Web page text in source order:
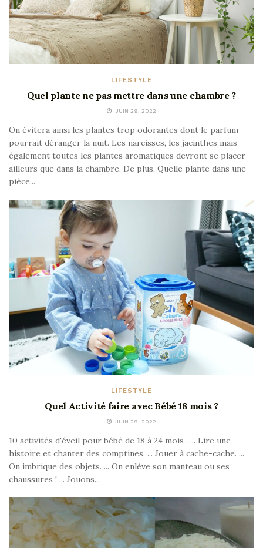
LIFESTYLE
Quel plante ne pas mettre dans une chambre ?
JUIN 29, 2022
On évitera ainsi les plantes trop odorantes dont le parfum
pourrait déranger la nuit. Les narcisses, les jacinthes mais
également toutes les plantes aromatiques devront se placer
ailleurs que dans la chambre. De plus, Quelle plante dans une
pièce...
LIFESTYLE
Quel Activité faire avec Bébé 18 mois ?
JUIN 29, 2022
10 activités d'éveil pour bébé de 18 à 24 mois . ... Lire une
histoire et chanter des comptines. ... Jouer à cache-cache. ...
On imbrique des objets. ... On enlève son manteau ou ses
chaussures ! ... Jouons...